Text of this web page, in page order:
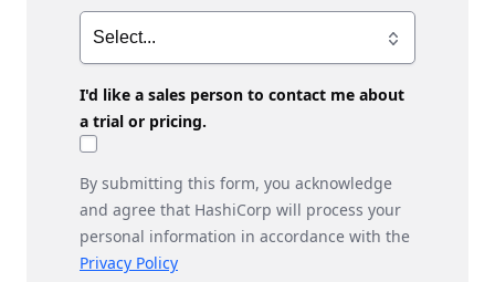
I'd like a sales person to contact me about
a trial or pricing.
By submitting this form, you acknowledge
and agree that HashiCorp will process your
personal information in accordance with the
Privacy Policy